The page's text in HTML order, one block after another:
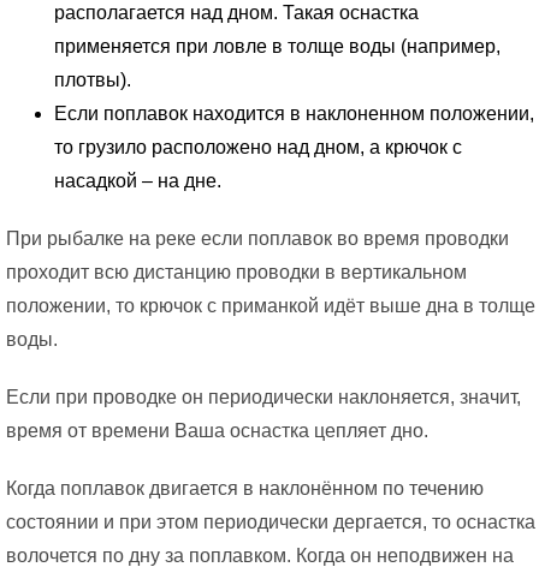
располагается над дном. Такая оснастка
применяется при ловле в толще воды (например,
плотвы).
Если поплавок находится в наклоненном положении,
то грузило расположено над дном, а крючок с
насадкой – на дне.
При рыбалке на реке если поплавок во время проводки
проходит всю дистанцию проводки в вертикальном
положении, то крючок с приманкой идёт выше дна в толще
воды.
Если при проводке он периодически наклоняется, значит,
время от времени Ваша оснастка цепляет дно.
Когда поплавок двигается в наклонённом по течению
состоянии и при этом периодически дергается, то оснастка
волочется по дну за поплавком. Когда он неподвижен на